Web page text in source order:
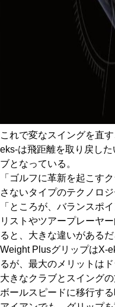
これで変なスイングを直
eks-は飛距離を取り戻し
ブとなっている。
「ゴルフに革新を起こす
さないタイプのテクノロ
「ところが、バランスポ
リストやツアープレーヤ
ると、大きな違いがあるだ
Weight PlusグリップはX-
るが、最大のメリットは
大きなクラブとスイング
ボールスピードに移行す